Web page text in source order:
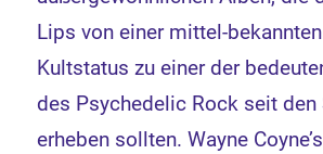
Lips von einer mittel-
Kultstatus zu einer der
des Psychedelic Rock seit den
erheben sollten. Wayne